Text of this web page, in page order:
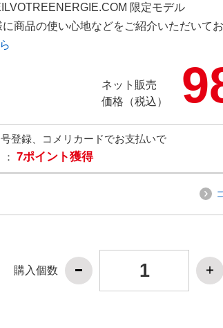
限定モデル
商品の使い心地などをご紹介いただいてお
ネット販売
価格（税込）
登録、コメリカードでお支払いで
7ポイント獲得
購入個数